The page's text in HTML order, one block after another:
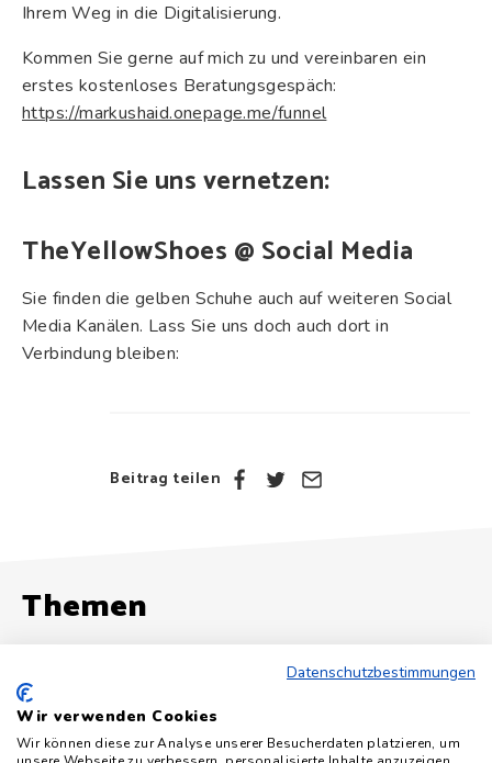
Ihrem Weg in die Digitalisierung.
Kommen Sie gerne auf mich zu und vereinbaren ein
erstes kostenloses Beratungsgespäch:
https://markushaid.onepage.me/funnel
Lassen Sie uns vernetzen:
TheYellowShoes @ Social Media
Sie finden die gelben Schuhe auch auf weiteren Social
Media Kanälen. Lass Sie uns doch auch dort in
Verbindung bleiben:
Beitrag teilen
Themen
Alle Artikel zu „Podcast“
Datenschutzbestimmungen
Wir verwenden Cookies
Wir können diese zur Analyse unserer Besucherdaten platzieren, um